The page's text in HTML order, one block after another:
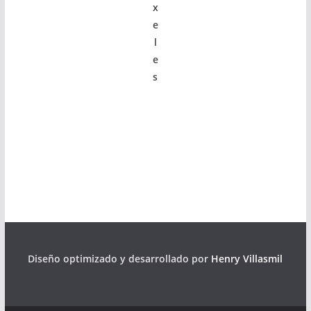
x
e
l
e
s
Diseño optimizado y desarrollado por Henry Villasmil